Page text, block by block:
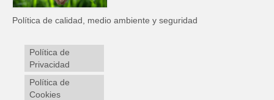
Política de calidad, medio ambiente y seguridad
Política de
Privacidad
Política de
Cookies